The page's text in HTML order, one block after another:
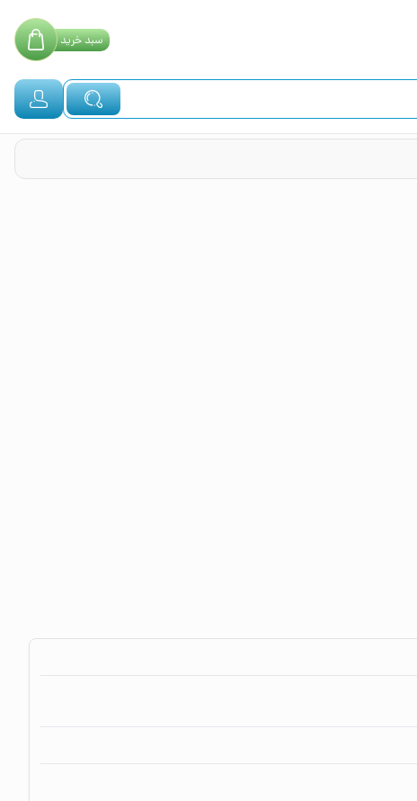
سبدخرید